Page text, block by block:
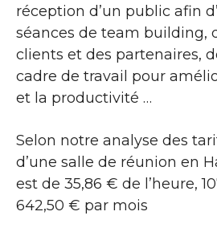
réception d’un public afin
séances de team building,
clients et des partenaires,
cadre de travail pour
et la productivité …
Selon notre analyse des
d’une salle de réunion en
est de 35,86 € de l’heure,
642,50 € par mois